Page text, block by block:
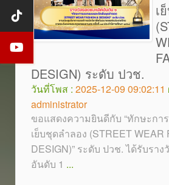
เ
DESIGN) ระดับ ปวช.
วันที่โพส : 2025-12-09 09:02:11
administrator
ขอแสดงความยินดีกับ “ทักษะกา
เย็บชุดลำลอง (STREET WEAR
DESIGN)” ระดับ ปวช. ได้รับรา
อันดับ 1 ...